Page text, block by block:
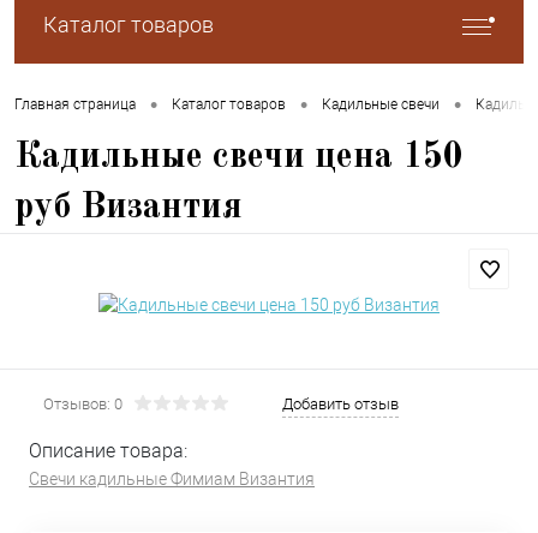
Каталог товаров
Главная страница • Каталог товаров • Кадильные свечи •
Кадильные свечи цена 150
руб Византия
Отзывов: 0 Добавить отзыв
Описание товара:
Свечи кадильные Фимиам Византия